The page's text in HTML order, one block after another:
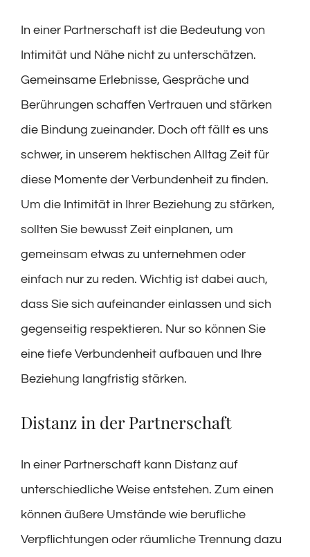
In einer Partnerschaft ist die Bedeutung von
Intimität und Nähe nicht zu unterschätzen.
Gemeinsame Erlebnisse, Gespräche und
Berührungen schaffen Vertrauen und stärken
die Bindung zueinander. Doch oft fällt es uns
schwer, in unserem hektischen Alltag Zeit für
diese Momente der Verbundenheit zu finden.
Um die Intimität in Ihrer Beziehung zu stärken,
sollten Sie bewusst Zeit einplanen, um
gemeinsam etwas zu unternehmen oder
einfach nur zu reden. Wichtig ist dabei auch,
dass Sie sich aufeinander einlassen und sich
gegenseitig respektieren. Nur so können Sie
eine tiefe Verbundenheit aufbauen und Ihre
Beziehung langfristig stärken.
Distanz in der Partnerschaft
In einer Partnerschaft kann Distanz auf
unterschiedliche Weise entstehen. Zum einen
können äußere Umstände wie berufliche
Verpflichtungen oder räumliche Trennung dazu